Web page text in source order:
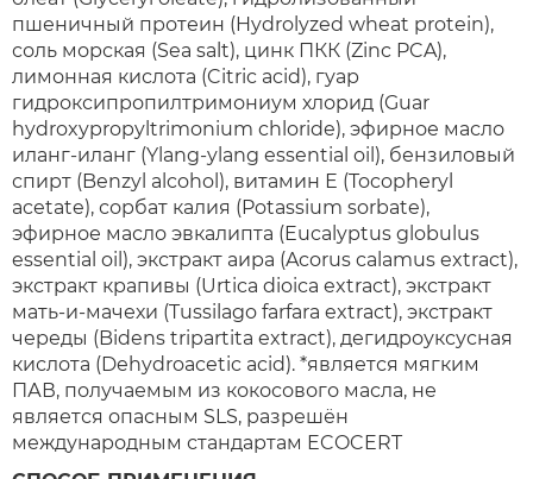
пшеничный протеин (Hydrolyzed wheat protein),
соль морская (Sea salt), цинк ПКК (Zinc PCA),
лимонная кислота (Citric acid), гуар
гидроксипропилтримониум хлорид (Guar
hydroxypropyltrimonium chloride), эфирное масло
иланг-иланг (Ylang-ylang essential oil), бензиловый
спирт (Benzyl alcohol), витамин Е (Tocopheryl
acetate), сорбат калия (Potassium sorbate),
эфирное масло эвкалипта (Eucalyptus globulus
essential oil), экстракт аира (Acorus calamus extract),
экстракт крапивы (Urtica dioica extract), экстракт
мать-и-мачехи (Tussilago farfara extract), экстракт
череды (Bidens tripartita extract), дегидроуксусная
кислота (Dehydroacetic acid). *является мягким
ПАВ, получаемым из кокосового масла, не
является опасным SLS, разрешён
международным стандартам ECOCERT